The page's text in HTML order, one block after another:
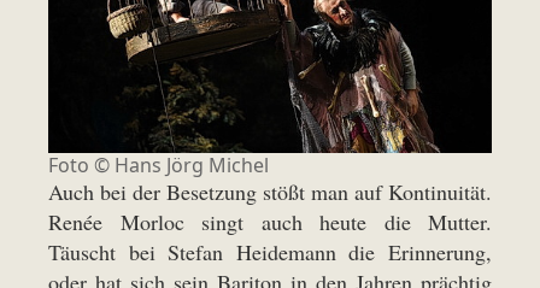
Foto © Hans Jörg Michel
Auch bei der Besetzung stößt man auf Kontinuität.
Renée Morloc singt auch heute die Mutter.
Täuscht bei Stefan Heidemann die Erinnerung,
oder hat sich sein Bariton in den Jahren prächtig